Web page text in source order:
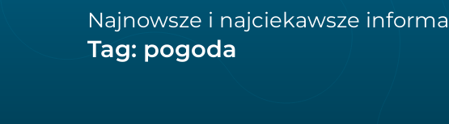
Najnowsze i najciekawsze
Tag: pogoda